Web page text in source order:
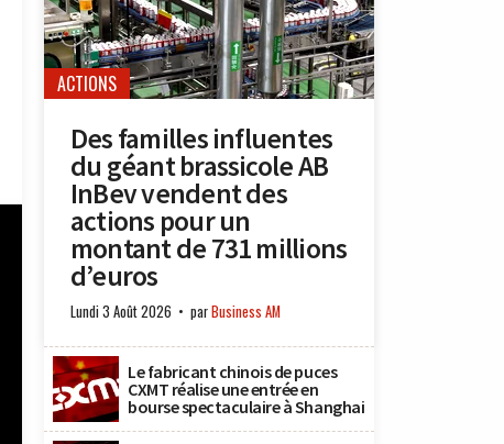
ACTIONS
Des familles influentes
du géant brassicole AB
InBev vendent des
actions pour un
montant de 731 millions
d’euros
Lundi 3 Août 2026 parBusiness AM
Le fabricant chinois de puces
CXMT réalise une entrée en
bourse spectaculaire à Shanghai